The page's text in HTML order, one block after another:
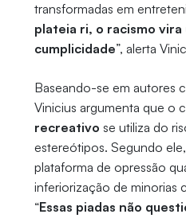
transformadas em
plateia ri, o racismo
cumplicidade”, alerta
Baseando-se em autores
Vinicius argumenta que o
recreativo se utiliza do
estereótipos. Segundo
plataforma de opressão
inferiorização de minorias
“Essas piadas não